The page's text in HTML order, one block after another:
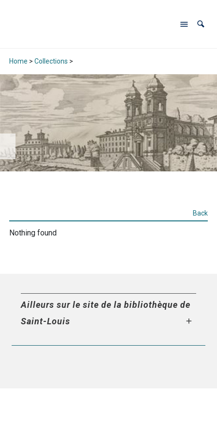
Home > Collections >
Back
Nothing found
Ailleurs sur le site de la bibliothèque de
Saint-Louis